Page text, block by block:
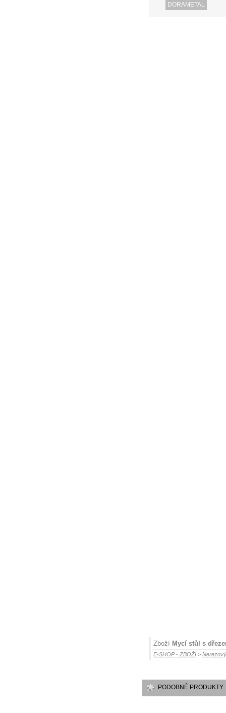
DORAMETAL
Zboží Mycí stůl s
E-SHOP - ZBOŽÍ >
PODOBNÉ PRODUKTY